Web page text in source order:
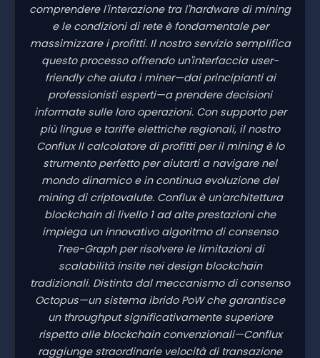
comprendere l'interazione tra l'hardware di mining
e le condizioni di rete è fondamentale per
massimizzare i profitti. Il nostro servizio semplifica
questo processo offrendo un'interfaccia user-
friendly che aiuta i miner—dai principianti ai
professionisti esperti—a prendere decisioni
informate sulle loro operazioni. Con supporto per
più lingue e tariffe elettriche regionali, il nostro
Conflux Il calcolatore di profitti per il mining è lo
strumento perfetto per aiutarti a navigare nel
mondo dinamico e in continua evoluzione del
mining di criptovalute. Conflux è un'architettura
blockchain di livello 1 ad alte prestazioni che
impiega un innovativo algoritmo di consenso
Tree-Graph per risolvere le limitazioni di
scalabilità insite nei design blockchain
tradizionali. Distinta dal meccanismo di consenso
Octopus—un sistema ibrido PoW che garantisce
un throughput significativamente superiore
rispetto alle blockchain convenzionali—Conflux
raggiunge straordinarie velocità di transazione